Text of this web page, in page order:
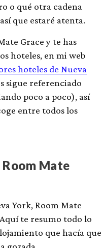
o qué otra cadena
que estaré atenta.
Grace y te has
hoteles, en mi web
hoteles de Nueva
sigue referenciado
poco a poco), así
entre todos los
Mate
York, Room Mate
te resumo todo lo
que hacía que